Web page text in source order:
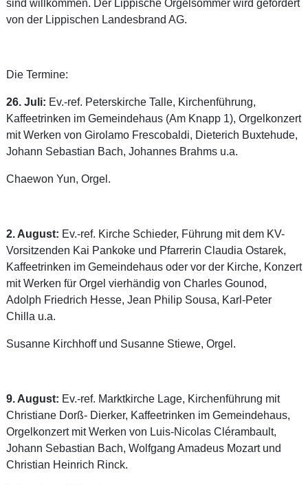
sind willkommen. Der Lippische Orgelsommer wird gefördert
von der Lippischen Landesbrand AG.
Die Termine:
26. Juli: Ev.-ref. Peterskirche Talle, Kirchenführung,
Kaffeetrinken im Gemeindehaus (Am Knapp 1), Orgelkonzert
mit Werken von Girolamo Frescobaldi, Dieterich Buxtehude,
Johann Sebastian Bach, Johannes Brahms u.a.
Chaewon Yun, Orgel.
2. August: Ev.-ref. Kirche Schieder, Führung mit dem KV-
Vorsitzenden Kai Pankoke und Pfarrerin Claudia Ostarek,
Kaffeetrinken im Gemeindehaus oder vor der Kirche, Konzert
mit Werken für Orgel vierhändig von Charles Gounod,
Adolph Friedrich Hesse, Jean Philip Sousa, Karl-Peter
Chilla u.a.
Susanne Kirchhoff und Susanne Stiewe, Orgel.
9. August: Ev.-ref. Marktkirche Lage, Kirchenführung mit
Christiane Dorß- Dierker, Kaffeetrinken im Gemeindehaus,
Orgelkonzert mit Werken von Luis-Nicolas Clérambault,
Johann Sebastian Bach, Wolfgang Amadeus Mozart und
Christian Heinrich Rinck.